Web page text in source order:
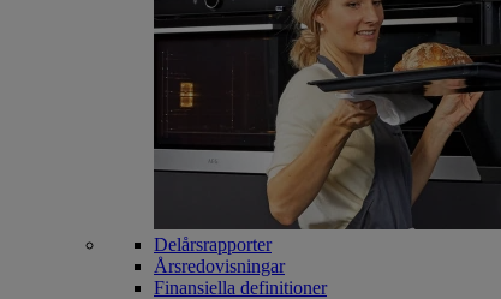
Delårsrapporter
Årsredovisningar
Finansiella definitioner